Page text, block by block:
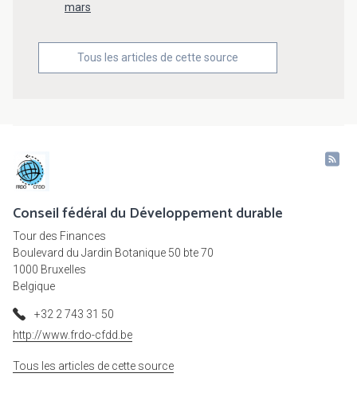
mars
Tous les articles de cette source
Conseil fédéral du Développement durable
Tour des Finances
Boulevard du Jardin Botanique 50 bte 70
1000 Bruxelles
Belgique
+32 2 743 31 50
http://www.frdo-cfdd.be
Tous les articles de cette source